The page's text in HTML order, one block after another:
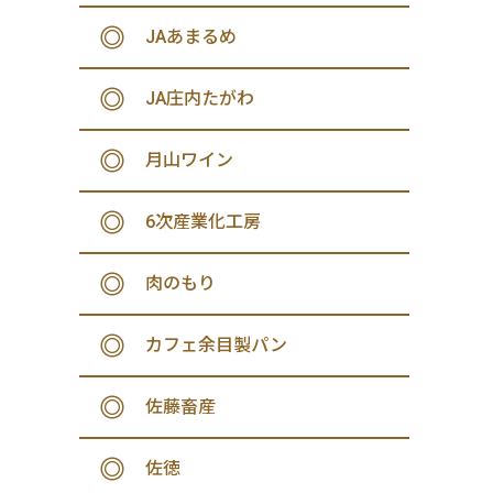
JAあまるめ
JA庄内たがわ
月山ワイン
6次産業化工房
肉のもり
カフェ余目製パン
佐藤畜産
佐徳